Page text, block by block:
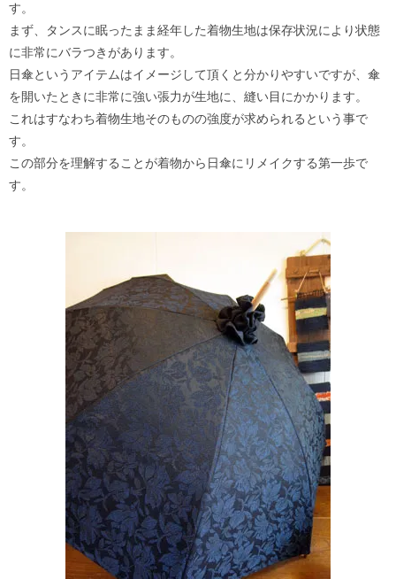
す。
まず、タンスに眠ったまま経年した着物生地は保存状況により状態
に非常にバラつきがあります。
日傘というアイテムはイメージして頂くと分かりやすいですが、傘
を開いたときに非常に強い張力が生地に、縫い目にかかります。
これはすなわち着物生地そのものの強度が求められるという事で
す。
この部分を理解することが着物から日傘にリメイクする第一歩で
す。